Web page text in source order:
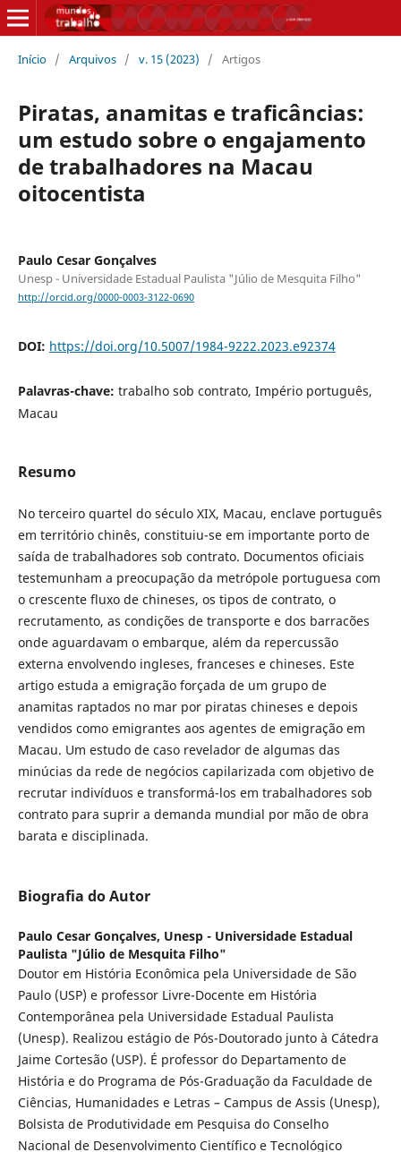
Início / Arquivos / v. 15 (2023) / Artigos
Piratas, anamitas e traficâncias:
um estudo sobre o engajamento
de trabalhadores na Macau
oitocentista
Paulo Cesar Gonçalves
Unesp - Universidade Estadual Paulista "Júlio de Mesquita Filho"
http://orcid.org/0000-0003-3122-0690
DOI: https://doi.org/10.5007/1984-9222.2023.e92374
Palavras-chave: trabalho sob contrato, Império português,
Macau
Resumo
No terceiro quartel do século XIX, Macau, enclave português
em território chinês, constituiu-se em importante porto de
saída de trabalhadores sob contrato. Documentos oficiais
testemunham a preocupação da metrópole portuguesa com
o crescente fluxo de chineses, os tipos de contrato, o
recrutamento, as condições de transporte e dos barracões
onde aguardavam o embarque, além da repercussão
externa envolvendo ingleses, franceses e chineses. Este
artigo estuda a emigração forçada de um grupo de
anamitas raptados no mar por piratas chineses e depois
vendidos como emigrantes aos agentes de emigração em
Macau. Um estudo de caso revelador de algumas das
minúcias da rede de negócios capilarizada com objetivo de
recrutar indivíduos e transformá-los em trabalhadores sob
contrato para suprir a demanda mundial por mão de obra
barata e disciplinada.
Biografia do Autor
Paulo Cesar Gonçalves, Unesp - Universidade Estadual
Paulista "Júlio de Mesquita Filho"
Doutor em História Econômica pela Universidade de São
Paulo (USP) e professor Livre-Docente em História
Contemporânea pela Universidade Estadual Paulista
(Unesp). Realizou estágio de Pós-Doutorado junto à Cátedra
Jaime Cortesão (USP). É professor do Departamento de
História e do Programa de Pós-Graduação da Faculdade de
Ciências, Humanidades e Letras – Campus de Assis (Unesp),
Bolsista de Produtividade em Pesquisa do Conselho
Nacional de Desenvolvimento Científico e Tecnológico